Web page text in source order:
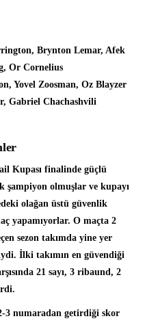
Brynton Lemar, Afek
Or Cornelius
Yovel Zoosman, Oz Blayzer
Gabriel Chachashvili
Kupası finalinde güçlü
şampiyon olmuşlar ve kupayı
olağan üstü güvenlik
yapamıyorlar. O maçta 2
sezon takımda yine yer
İlki takımın en güvendiği
21 sayı, 3 ribaund, 2
3 numaradan getirdiği skor